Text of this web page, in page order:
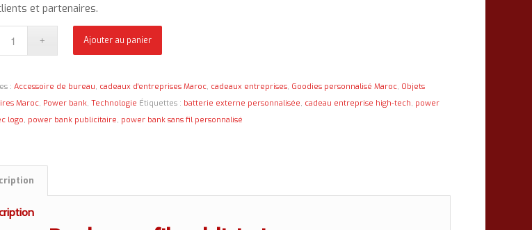
et partenaires.
Ajouter au panier
:Accessoire de bureau, cadeaux d'entreprises Maroc, cadeaux entreprises, Goodies personnalisé Maroc, Objets
Maroc, Power bank,Technologie Étiquettes : batterie externe personnalisée, cadeau entreprise high-tech, power
logo, power bank publicitaire, power bank sans fil personnalisé